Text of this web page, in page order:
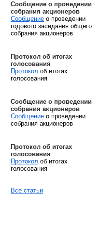
Сообщение о проведении
собрания акционеров
Сообщение о проведении
годового заседания общего
собрания акционеров
Протокол об итогах
голосования
Протокол об итогах
голосования
Сообщение о проведении
собрания акционеров
Сообщение о проведении
собрания акционеров
Протокол об итогах
голосования
Протокол об итогах
голосования
Все статьи